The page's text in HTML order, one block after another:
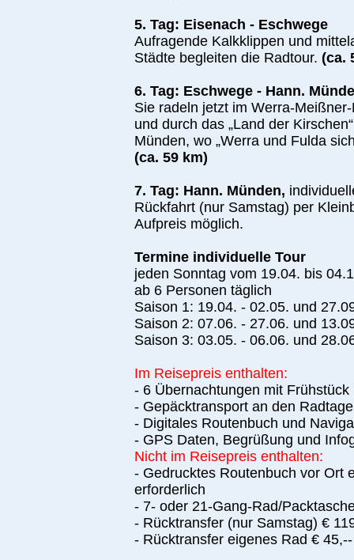
5. Tag: Eisenach - Eschwege
Aufragende Kalkklippen und
Städte begleiten die Radtour. (ca.
6. Tag: Eschwege - Hann.
Sie radeln jetzt im Werra-
und durch das „Land der
Münden, wo „Werra und Fulda
(ca. 59 km)
7. Tag: Hann. Münden,
Rückfahrt (nur Samstag) per
Aufpreis möglich.
Termine individuelle Tour
jeden Sonntag vom 19.04. bis
ab 6 Personen täglich
Saison 1: 19.04. - 02.05. und
Saison 2: 07.06. - 27.06. und
Saison 3: 03.05. - 06.06. und
Im Reisepreis enthalten:
- 6 Übernachtungen mit Frühstück
- Gepäcktransport an den
- Digitales Routenbuch und
- GPS Daten, Begrüßung und
Nicht im Reisepreis enthalten:
- Gedrucktes Routenbuch vor Ort
erforderlich
- 7- oder 21-Gang-Rad/
- Rücktransfer (nur Samstag) €
- Rücktransfer eigenes Rad € 45,--